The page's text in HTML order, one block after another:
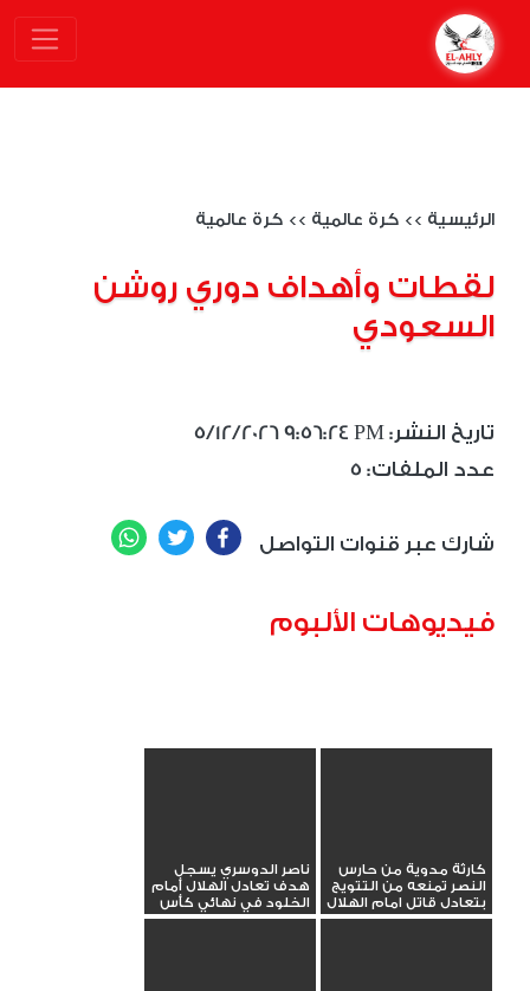
الرئيسية >> كرة عالمية >> كرة عالمية
لقطات وأهداف دوري روشن
السعودي
5/12/2026 9:56:24 PM :تاريخ النشر
5 :عدد الملفات
شارك عبر قنوات التواصل Facebook
Twitter
فيديوهات الألبوم
كارثة مدوية من حارس
النصر تمنعه من التتويج
بتعادل قاتل امام الهلال
ناصر الدوسري يسجل
هدف تعادل الهلال أمام
الخلود في نهائي كأس
الملك